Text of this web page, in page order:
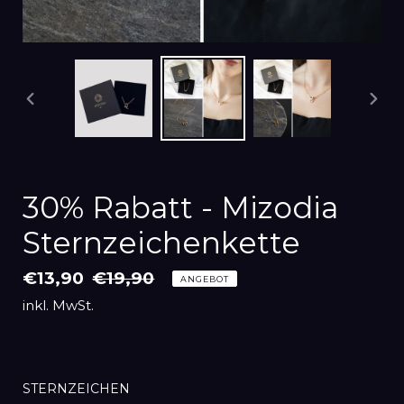
Vorheriger
Schieber
30% Rabatt - Mizodia
Sternzeichenkette
Sonderpreis
€13,90 Normaler
€19,90 ANGEBOT
inkl. MwSt.
STERNZEICHEN